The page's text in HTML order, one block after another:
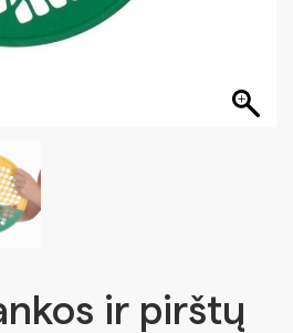
ir pirštų